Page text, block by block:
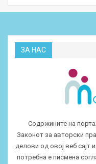
ЗА НАС
Содржините на
Законот за авторски
делови од овој веб сајт
потребна е писмена